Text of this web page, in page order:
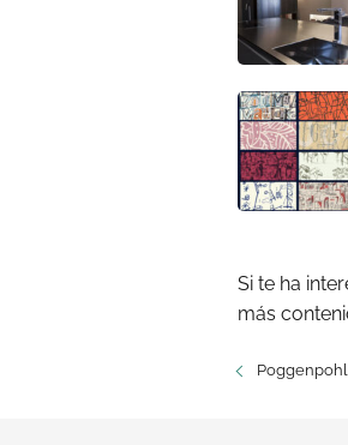
Si te ha
más